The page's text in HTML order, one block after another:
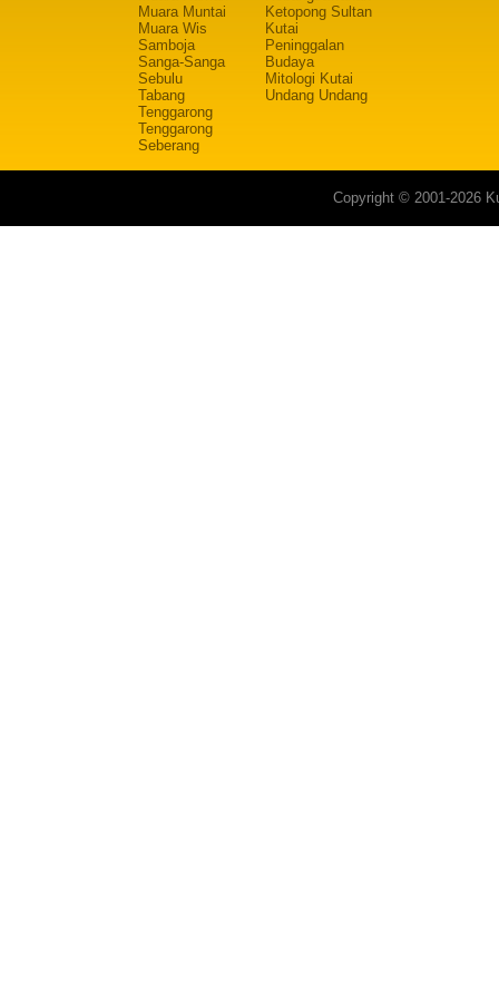
Muara Muntai
Muara Wis
Samboja
Sanga-Sanga
Sebulu
Tabang
Tenggarong
Tenggarong
Seberang
Ketopong Sultan
Kutai
Peninggalan
Budaya
Mitologi Kutai
Undang Undang
Copyright © 2001-2026